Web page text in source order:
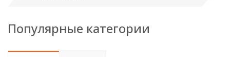
Популярные категории